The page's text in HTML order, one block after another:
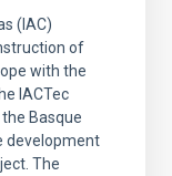
(IAC)
of
with the
IACTec
Basque
development
The